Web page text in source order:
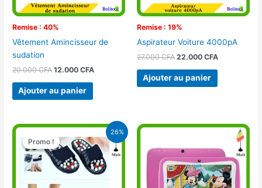
Remise : 40%
Vêtement Amincisseur de
sudation
20.000CFA 12.000CFA
Ajouter au panier
Remise : 19%
Aspirateur Voiture 4000pA
27.000CFA 22.000 CFA
Ajouter au panier
26%
Promo !
Promo !
Le
prix
initial
était :
12.900 CFA.
Le
prix
actuel
est :
9.500 CFA.